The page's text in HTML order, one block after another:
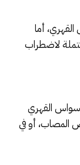
أما
لاضطراب
القهري
المصاب، أو في